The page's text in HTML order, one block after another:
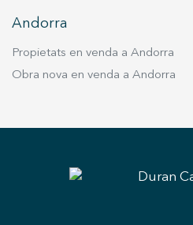
Andorra
Propietats en venda a Andorra
Obra nova en venda a Andorra